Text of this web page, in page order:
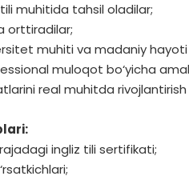
muhitida tahsil oladilar;
orttiradilar;
muhiti va madaniy
muloqot bo‘yicha
real muhitda
ingliz tili sertifikati;